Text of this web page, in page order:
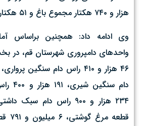
هزار و ۷۴۰ هکتار مجموع باغ و ۵۱ هکتار گلخانه است.
وی ادامه داد: همچنین براساس
واحدهای دامپروری شهرستان قم، در
دام